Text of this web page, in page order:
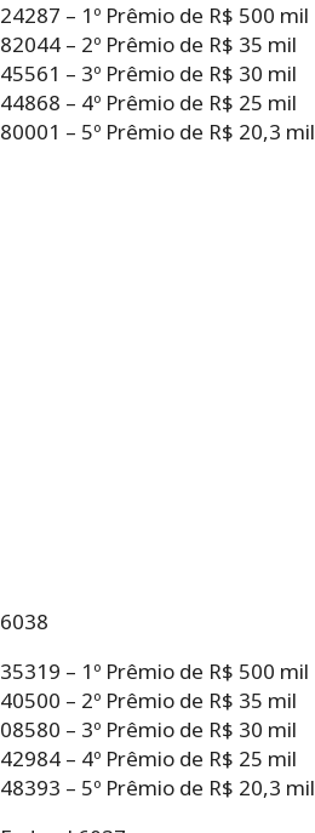
24287 – 1º Prêmio de R$ 500 mil
82044 – 2º Prêmio de R$ 35 mil
45561 – 3º Prêmio de R$ 30 mil
44868 – 4º Prêmio de R$ 25 mil
80001 – 5º Prêmio de R$ 20,3 mil
6038
35319 – 1º Prêmio de R$ 500 mil
40500 – 2º Prêmio de R$ 35 mil
08580 – 3º Prêmio de R$ 30 mil
42984 – 4º Prêmio de R$ 25 mil
48393 – 5º Prêmio de R$ 20,3 mil